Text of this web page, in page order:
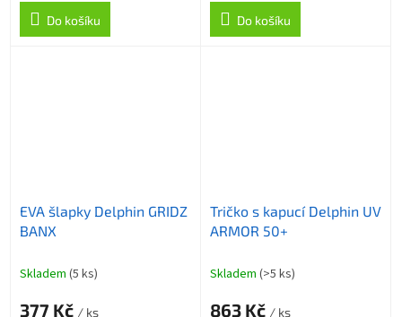
Do košíku
Do košíku
EVA šlapky Delphin GRIDZ
BANX
Skladem (5 ks)
377 Kč / ks
Tričko s kapucí Delphin UV
ARMOR 50+
Skladem (>5 ks)
863 Kč / ks